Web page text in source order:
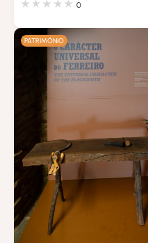
0
PATRIMÓNIO